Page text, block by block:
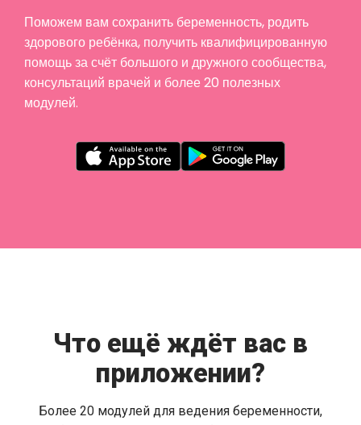
Поможем вам сохранить беременность, родить
здорового ребёнка, получить квалифицированную
помощь за счёт большого и дружного сообщества,
консультаций врачей и более 20 полезных
модулей.
Что ещё ждёт вас в
приложении?
Более 20 модулей для ведения беременности,